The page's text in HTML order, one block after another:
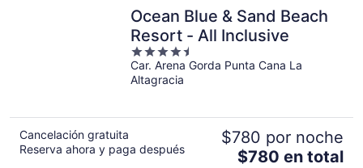
por
noche
Ocean Blue & Sand Beach
Resort - All Inclusive
4.5
out
of
Car. Arena Gorda Punta Cana La
Altagracia
Cancelación gratuita
Reserva ahora y paga después
$780 por noche
El
$780 en total